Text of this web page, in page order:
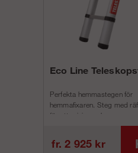
Eco Line
Perfekta hemmastegen för
hemmafixaren. Steg med
för att minimera h...
fr. 2 925 kr